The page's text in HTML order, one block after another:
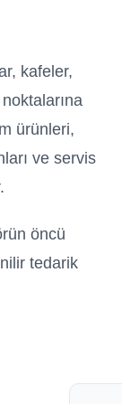
kafeler,
ürünleri,
ve servis
öncü
tedarik